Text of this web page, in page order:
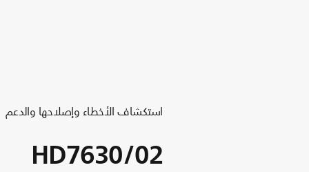
استكشاف الأخطاء وإصلاحها والدعم
HD7630/02